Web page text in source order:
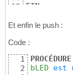
12
14
FIN
RENVOYER
Et enfin le push :
Code :
1
2
PROCÉDURE
bLED
est